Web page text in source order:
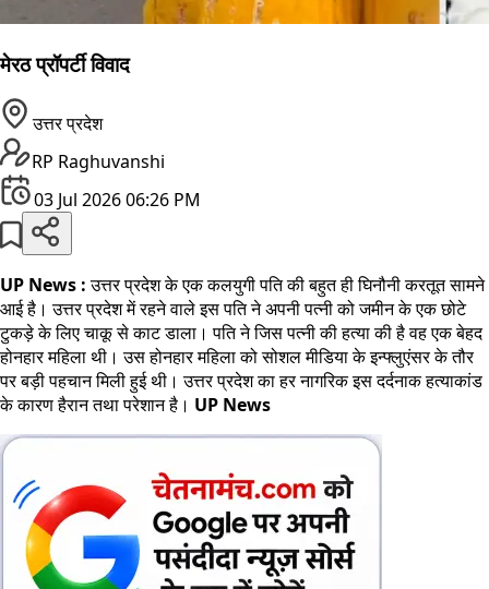
मेरठ प्रॉपर्टी विवाद
उत्तर प्रदेश
RP Raghuvanshi
03 Jul 2026 06:26 PM
UP News :उत्तर प्रदेश के एक कलयुगी पति की बहुत ही घिनौनी करतूत सामने
आई है। उत्तर प्रदेश में रहने वाले इस पति ने अपनी पत्नी को जमीन के एक छोटे
टुकड़े के लिए चाकू से काट डाला। पति ने जिस पत्नी की हत्या की है वह एक बेहद
होनहार महिला थी। उस होनहार महिला को सोशल मीडिया के इन्फ्लुएंसर के तौर
पर बड़ी पहचान मिली हुई थी। उत्तर प्रदेश का हर नागरिक इस दर्दनाक हत्याकांड
के कारण हैरान तथा परेशान है। UP News